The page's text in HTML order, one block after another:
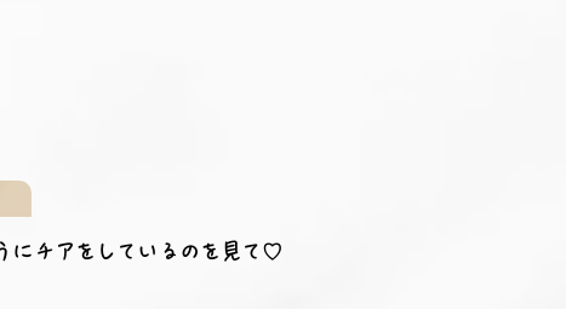
にチアをしているのを見て♡